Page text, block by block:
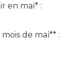
en mai* :
de mai** :